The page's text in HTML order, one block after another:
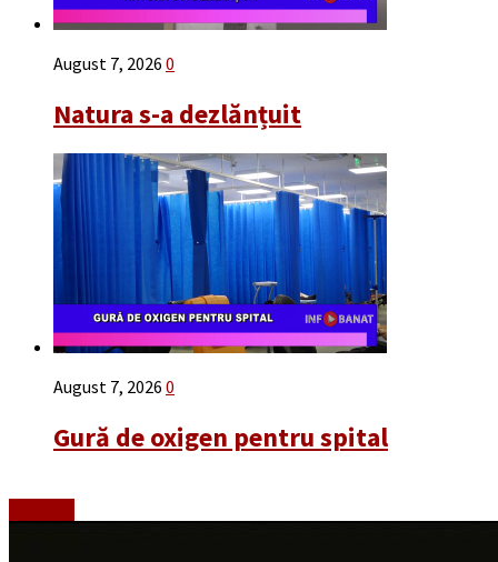
August 7, 2026 0
Natura s-a dezlănțuit
August 7, 2026 0
Gură de oxigen pentru spital